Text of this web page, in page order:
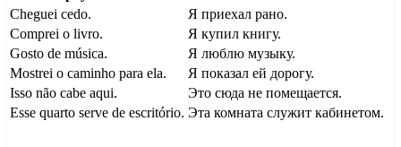
Cheguei cedo.
Я приехал рано.
Comprei o livro.
Я купил книгу.
Gosto de música.
Я люблю музыку.
Mostrei o caminho para ela.
Я показал ей дорогу.
Isso não cabe aqui.
Это сюда не помещается.
Esse quarto serve de escritório. Эта комната служит кабинетом.